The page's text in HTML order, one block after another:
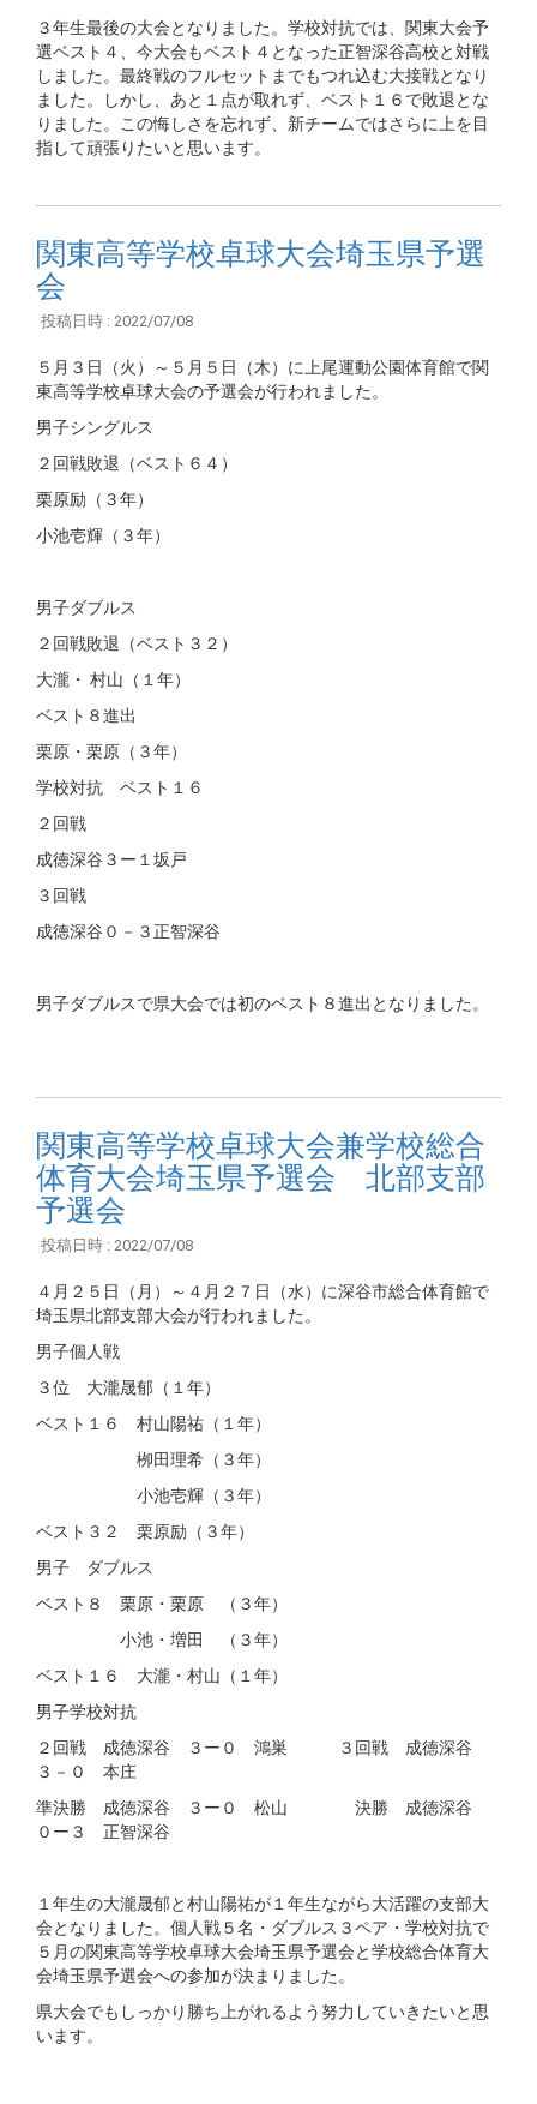
３年生最後の大会となりました。学校対抗では、関東大会予
選ベスト４、今大会もベスト４となった正智深谷高校と対戦
しました。最終戦のフルセットまでもつれ込む大接戦となり
ました。しかし、あと１点が取れず、ベスト１６で敗退とな
りました。この悔しさを忘れず、新チームではさらに上を目
指して頑張りたいと思います。
関東高等学校卓球大会埼玉県予選
会
投稿日時 : 2022/07/08
５月３日（火）～５月５日（木）に上尾運動公園体育館で関
東高等学校卓球大会の予選会が行われました。
男子シングルス
２回戦敗退（ベスト６４）
栗原励（３年）
小池壱輝（３年）
男子ダブルス
２回戦敗退（ベスト３２）
大瀧・ 村山（１年）
ベスト８進出
栗原・栗原（３年）
学校対抗 ベスト１６
２回戦
成徳深谷３ー１坂戸
３回戦
成徳深谷０－３正智深谷
男子ダブルスで県大会では初のベスト８進出となりました。
関東高等学校卓球大会兼学校総合
体育大会埼玉県予選会 北部支部
予選会
投稿日時 : 2022/07/08
４月２５日（月）～４月２７日（水）に深谷市総合体育館で
埼玉県北部支部大会が行われました。
男子個人戦
３位 大瀧晟郁（１年）
ベスト１６ 村山陽祐（１年）
栁田理希（３年）
小池壱輝（３年）
ベスト３２ 栗原励（３年）
男子 ダブルス
ベスト８ 栗原・栗原 （３年）
小池・増田 （３年）
ベスト１６ 大瀧・村山（１年）
男子学校対抗
２回戦 成徳深谷 ３ー０ 鴻巣 ３回戦 成徳深谷
３－０ 本庄
準決勝 成徳深谷 ３ー０ 松山 決勝 成徳深谷
０ー３ 正智深谷
１年生の大瀧晟郁と村山陽祐が１年生ながら大活躍の支部大
会となりました。個人戦５名・ダブルス３ペア・学校対抗で
５月の関東高等学校卓球大会埼玉県予選会と学校総合体育大
会埼玉県予選会への参加が決まりました。
県大会でもしっかり勝ち上がれるよう努力していきたいと思
います。